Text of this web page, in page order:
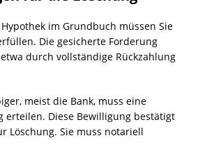
im Grundbuch müssen Sie
Die gesicherte Forderung
durch vollständige Rückzahlung
meist die Bank, muss eine
erteilen. Diese Bewilligung bestätigt
Löschung. Sie muss notariell